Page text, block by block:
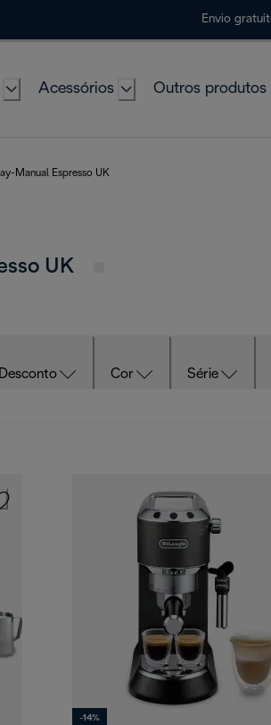
Envio
Acessórios Outros produtos
Manual Espresso UK
UK
Desconto Cor Série
-14%